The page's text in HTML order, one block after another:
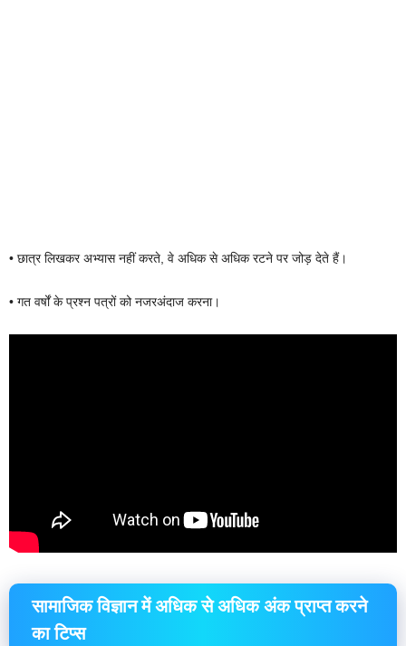
• छात्र लिखकर अभ्यास नहीं करते, वे अधिक से अधिक रटने पर जोड़ देते हैं।
• गत वर्षों के प्रश्न पत्रों को नजरअंदाज करना।
सामाजिक विज्ञान में अधिक से अधिक अंक प्राप्त करने
का टिप्स